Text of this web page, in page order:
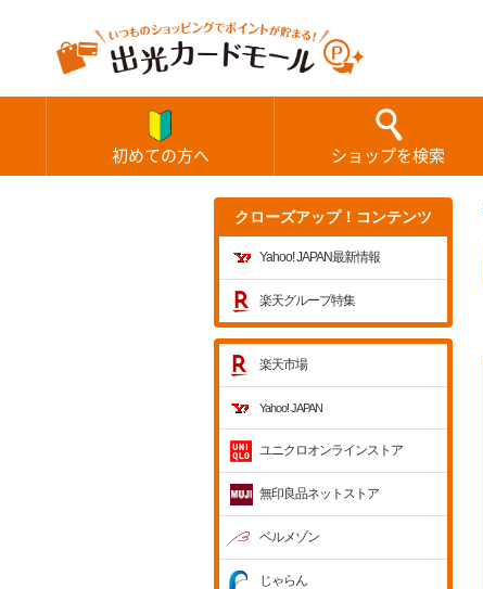
初めての方へ ショップを検索
クローズアップ！ コンテンツ
Yahoo! JAPAN最新情報
楽天グループ特集
楽天市場
Yahoo! JAPAN
ユニクロオンラインストア
無印良品ネットストア
ベルメゾン
じゃらん